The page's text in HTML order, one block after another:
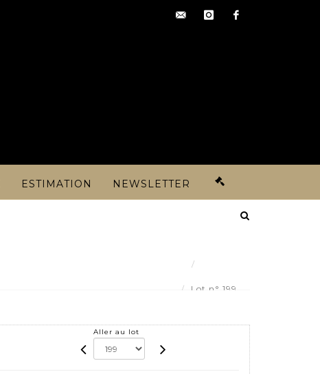
ESTIMATION NEWSLETTER
Lot n° 199
Aller au lot